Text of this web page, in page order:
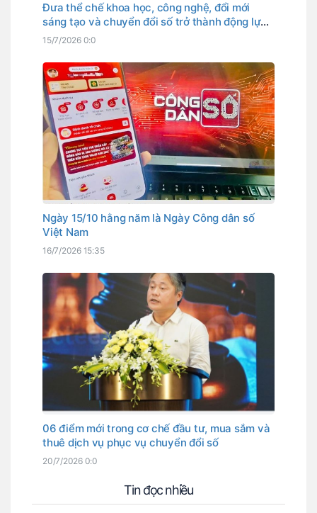
Đưa thể chế khoa học, công nghệ, đổi mới
sáng tạo và chuyển đổi số trở thành động lực
phát triển
15/7/2026 0:0
Ngày 15/10 hằng năm là Ngày Công dân số
Việt Nam
16/7/2026 15:35
06 điểm mới trong cơ chế đầu tư, mua sắm và
thuê dịch vụ phục vụ chuyển đổi số
20/7/2026 0:0
Tin đọc nhiều